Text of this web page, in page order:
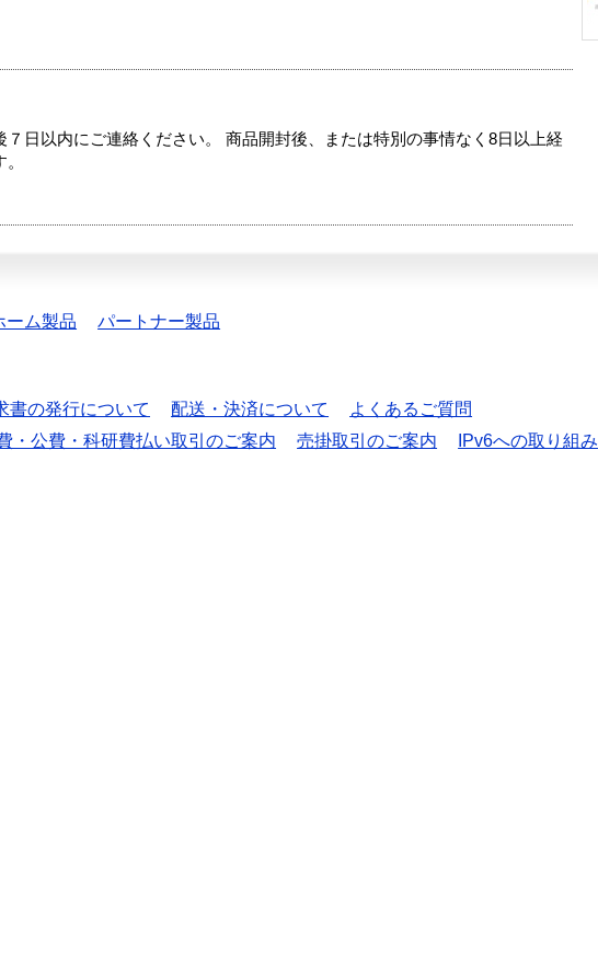
日以内にご連絡ください。 商品開封後、または特別の事情なく8日以上経
ーム製品 パートナー製品
書の発行について 配送・決済について
よくあるご質問
・公費・科研費払い取引のご案内 売掛取引のご案内
IPv6への取り組み